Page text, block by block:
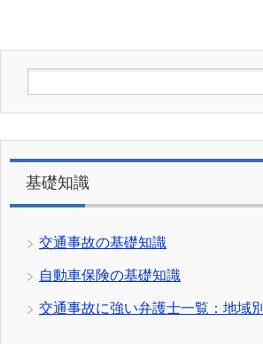
基礎知識
交通事故の基礎知識
自動車保険の基礎知識
交通事故に強い弁護士一覧：地域別